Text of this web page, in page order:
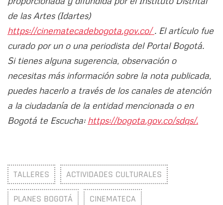
de las Artes (Idartes)
https://cinematecadebogota.gov.co/. El artículo fue
curado por un o una periodista del Portal Bogotá.
Si tienes alguna sugerencia, observación o
necesitas más información sobre la nota publicada,
puedes hacerlo a través de los canales de atención
a la ciudadanía de la entidad mencionada o en
Bogotá te Escucha: https://bogota.gov.co/sdqs/.
TALLERES ACTIVIDADES CULTURALES
PLANES BOGOTÁ CINEMATECA